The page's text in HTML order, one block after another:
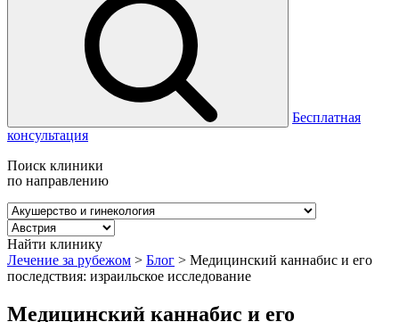
Бесплатная
консультация
Поиск клиники
по направлению
Найти клинику
Лечение за рубежом > Блог > Медицинский каннабис и его
последствия: израильское исследование
Медицинский каннабис и его